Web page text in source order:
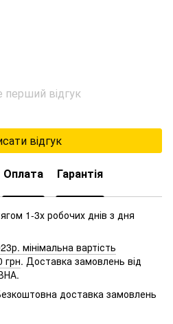
перший відгук
відгук
Оплата Гарантія
1-3х робочих днів з дня
мінімальна вартість
грн. Доставка замовлень від
доставка замовлень